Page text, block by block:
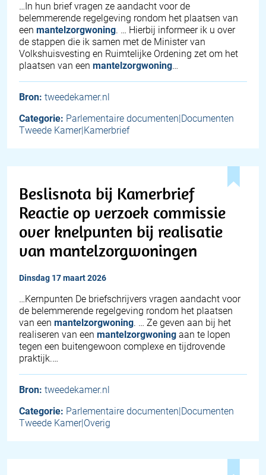
…In hun brief vragen ze aandacht voor de
belemmerende regelgeving rondom het plaatsen van
een mantelzorgwoning. … Hierbij informeer ik u over
de stappen die ik samen met de Minister van
Volkshuisvesting en Ruimtelijke Ordening zet om het
plaatsen van een mantelzorgwoning…
Bron: tweedekamer.nl
Categorie: Parlementaire documenten|Documenten
Tweede Kamer|Kamerbrief
Beslisnota bij Kamerbrief
Reactie op verzoek commissie
over knelpunten bij realisatie
van mantelzorgwoningen
dinsdag 17 maart 2026
…Kernpunten De briefschrijvers vragen aandacht voor
de belemmerende regelgeving rondom het plaatsen
van een mantelzorgwoning. … Ze geven aan bij het
realiseren van een mantelzorgwoning aan te lopen
tegen een buitengewoon complexe en tijdrovende
praktijk.…
Bron: tweedekamer.nl
Categorie: Parlementaire documenten|Documenten
Tweede Kamer|Overig